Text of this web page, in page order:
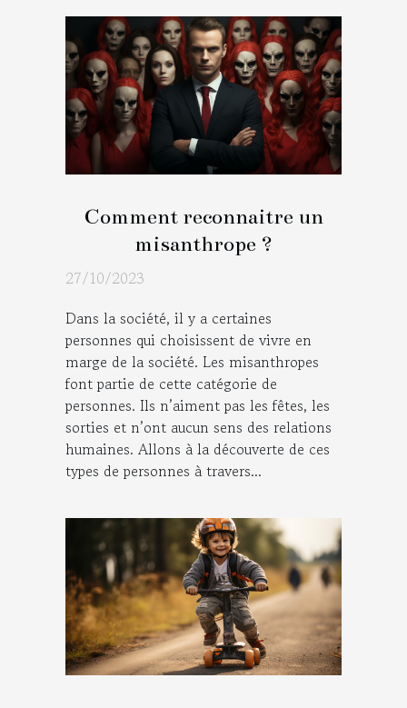
Comment reconnaitre un
misanthrope ?
27/10/2023
Dans la société, il y a certaines
personnes qui choisissent de vivre en
marge de la société. Les misanthropes
font partie de cette catégorie de
personnes. Ils n’aiment pas les fêtes, les
sorties et n’ont aucun sens des relations
humaines. Allons à la découverte de ces
types de personnes à travers...